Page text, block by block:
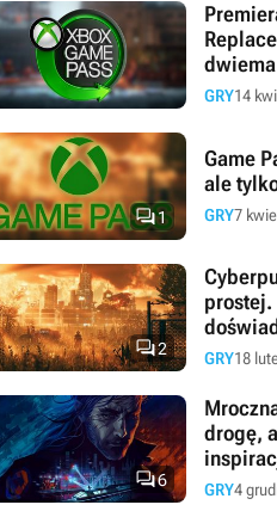
GRY14
1
Game
ale
GRY7
2
prostej.
GRY18
6
drogę,
GRY4